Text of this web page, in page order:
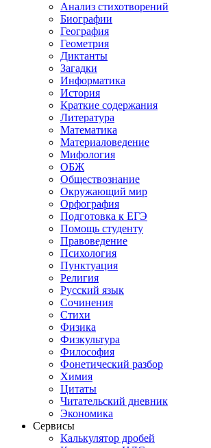
Анализ стихотворений
Биографии
География
Геометрия
Диктанты
Загадки
Информатика
История
Краткие содержания
Литература
Математика
Материаловедение
Мифология
ОБЖ
Обществознание
Окружающий мир
Орфография
Подготовка к ЕГЭ
Помощь студенту
Правоведение
Психология
Пунктуация
Религия
Русский язык
Сочинения
Стихи
Физика
Физкультура
Философия
Фонетический разбор
Химия
Цитаты
Читательский дневник
Экономика
Сервисы
Калькулятор дробей